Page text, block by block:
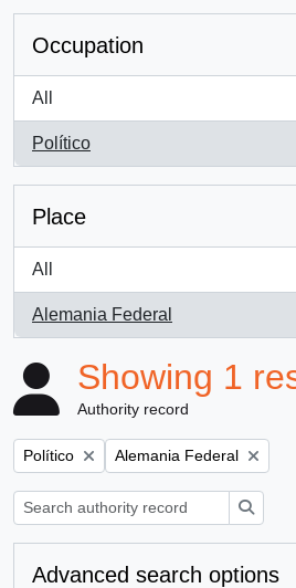
Occupation
All
Político
, 1 results
Place
All
Alemania Federal
, 1 results
Showing 1
Authority record
Remove filter:
Político Remove filter:
Alemania Federal
Advanced search options